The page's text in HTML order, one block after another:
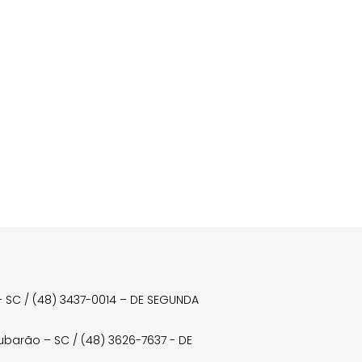
/ (48) 3437-0014 – DE SEGUNDA
– SC / (48) 3626-7637 - DE